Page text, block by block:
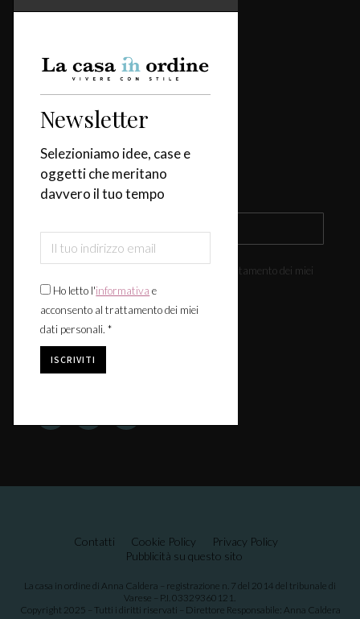
Casa
Design & Tendenze
Tavola
Iscriviti alla newsletter
e acconsento al trattamento dei miei
dati personali. *
Contatti Cookie Policy
Privacy Policy
Pubblicità su questo sito
La casa in ordine di Anna Caldera – registrazione n. 7 del 2014 del tribunale di
Varese – P.I. 03329360121.
Copyright 2025 – Tutti i diritti riservati – Direttore Responsabile: Anna Caldera
Newsletter
Selezioniamo idee, case e
oggetti che meritano
davvero il tuo tempo
Ho letto l'informativa e
acconsento al trattamento dei miei
dati personali. *